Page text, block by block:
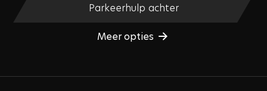
Parkeerhulp achter
Meer opties